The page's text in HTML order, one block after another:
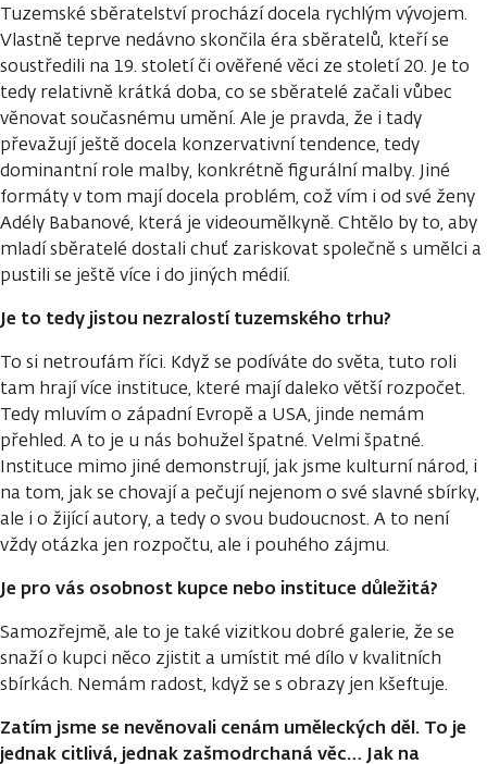
Tuzemské sběratelství prochází docela rychlým vývojem.
Vlastně teprve nedávno skončila éra sběratelů, kteří se
soustředili na 19. století či ověřené věci ze století 20. Je to
tedy relativně krátká doba, co se sběratelé začali vůbec
věnovat současnému umění. Ale je pravda, že i tady
převažují ještě docela konzervativní tendence, tedy
dominantní role malby, konkrétně figurální malby. Jiné
formáty v tom mají docela problém, což vím i od své ženy
Adély Babanové, která je videoumělkyně. Chtělo by to, aby
mladí sběratelé dostali chuť zariskovat společně s umělci a
pustili se ještě více i do jiných médií.
Je to tedy jistou nezralostí tuzemského trhu?
To si netroufám říci. Když se podíváte do světa, tuto roli
tam hrají více instituce, které mají daleko větší rozpočet.
Tedy mluvím o západní Evropě a USA, jinde nemám
přehled. A to je u nás bohužel špatné. Velmi špatné.
Instituce mimo jiné demonstrují, jak jsme kulturní národ, i
na tom, jak se chovají a pečují nejenom o své slavné sbírky,
ale i o žijící autory, a tedy o svou budoucnost. A to není
vždy otázka jen rozpočtu, ale i pouhého zájmu.
Je pro vás osobnost kupce nebo instituce důležitá?
Samozřejmě, ale to je také vizitkou dobré galerie, že se
snaží o kupci něco zjistit a umístit mé dílo v kvalitních
sbírkách. Nemám radost, když se s obrazy jen kšeftuje.
Zatím jsme se nevěnovali cenám uměleckých děl. To je
jednak citlivá, jednak zašmodrchaná věc… Jak na